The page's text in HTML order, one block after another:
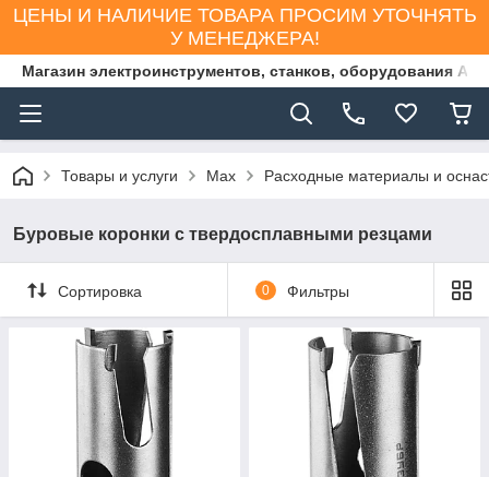
ЦЕНЫ И НАЛИЧИЕ ТОВАРА ПРОСИМ УТОЧНЯТЬ
У МЕНЕДЖЕРА!
Магазин электроинструментов, станков, оборудования
Товары и услуги Max Расходные материалы и
Буровые коронки с твердосплавными резцами
Сортировка 0 Фильтры